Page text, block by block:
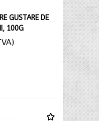
GUSTARE DE
100G